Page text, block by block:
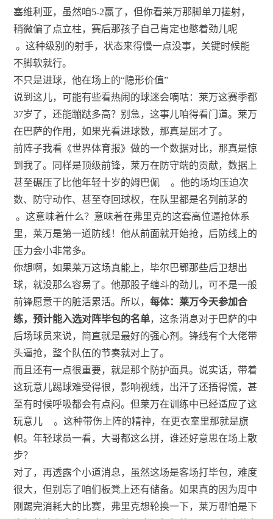
塞维利亚，虽然咱5-2赢了，但你看莱万那脚单刀搓射，
稍微偏了点立柱，赛后那孩子自己肯定也憋着劲儿呢
。这种级别的射手，状态来得慢一点没事，关键时候能
不脚软就行。
不只是进球，他在场上的“隐形价值”
说到这儿，可能有些看热闹的球迷会嘀咕：莱万这赛季都
37岁了，还能蹦跶多高？别急，这事儿咱得看门道。莱万
在巴萨的作用，如果光看进球数，那真是屈才了。
前阵子我看《世界体育报》做的一个数据对比，那真是惊
到我了。同样是顶级前锋，莱万在防守端的贡献，数据上
甚至碾压了比他年轻十岁的姆巴佩
。他的场均压迫次
数、防守动作、甚至夺回球权，在队里都是名列前茅的
。这意味着什么？意味着在弗里克的这套高位逼抢体系
里，莱万是第一道防线！他从前面就开始抢，后防线上的
压力会小非常多。
你想啊，如果莱万这场真能上，毕尔巴鄂那些后卫想出
球，就没那么容易了。他那股子缠斗的劲儿，可不是一般
前锋愿意干的脏活累活。所以，每体：莱万今天参加合
练，预计能入选对阵毕包的名单，这条消息对于巴萨的中
后场球员来说，简直就是最好的强心剂。锋线有个大佬带
头逼抢，整个队伍的节奏就对上了。
而且还有一点很重要，就是那个防护面具。说实话，带着
这玩意儿踢球难受得很，影响视线，出汗了还捂得慌，甚
至有时候呼吸都会有点闷。但莱万在训练中已经适应了这
玩意儿
。这种带伤上阵的精神，在更衣室里那就是旗
帜。年轻球员一看，大哥都这么拼，谁还好意思在场上散
步？
对了，再透露个小道消息，虽然这场是客场打毕包，难度
很大，但别忘了咱们板凳上还有储备。如果真的因为周中
刚踢完消耗大的比赛，弗里克想轮换一下，莱万哪怕是下